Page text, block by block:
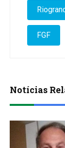
FGF
Notícias